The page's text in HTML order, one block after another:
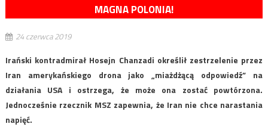
MAGNA POLONIA!
24 czerwca 2019
Irański kontradmirał Hosejn Chanzadi określił zestrzelenie przez
Iran amerykańskiego drona jako „miażdżącą odpowiedź” na
działania USA i ostrzega, że może ona zostać powtórzona.
Jednocześnie rzecznik MSZ zapewnia, że Iran nie chce narastania
napięć.